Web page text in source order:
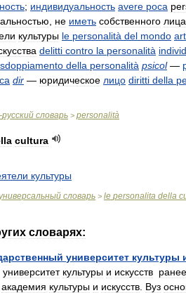
; индивидуальность avere poca
не иметь собственного лица
культуры le personalità del mondo
delitti contro la personalità
sdoppiamento della personalità psicol —
dir — юридическое лицо diritti della
-русский словарь > personalità
cultura
культуры
словарь > le personalita della
словарях:
университет культуры
университет культуры и искусств ранее
академия культуры и искусств Вуз